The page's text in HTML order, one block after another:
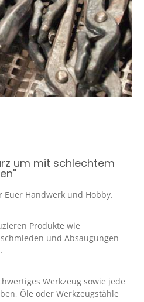
um mit schlechtem
Handwerk und Hobby.
Produkte wie
und Absaugungen
Werkzeug sowie jede
Öle oder Werkzeugstähle